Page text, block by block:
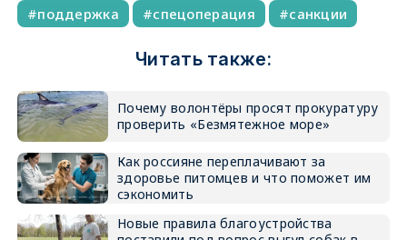
поддержка
спецоперация санкции
Читать также:
Почему волонтёры просят прокуратуру
проверить «Безмятежное море»
Как россияне переплачивают за
здоровье питомцев и что поможет им
сэкономить
Новые правила благоустройства